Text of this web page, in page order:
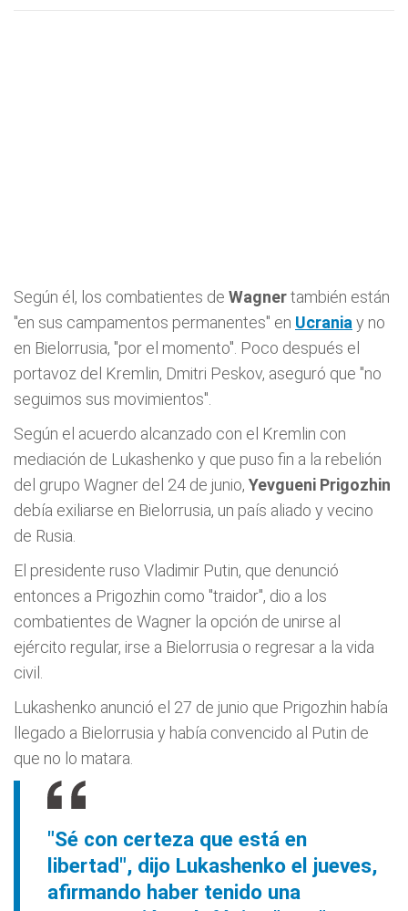
Según él, los combatientes de Wagnertambién están
"en sus campamentos permanentes" en Ucrania y no
en Bielorrusia, "por el momento". Poco después el
portavoz del Kremlin, Dmitri Peskov, aseguró que "no
seguimos sus movimientos".
Según el acuerdo alcanzado con el Kremlin con
mediación de Lukashenko y que puso fin a la rebelión
del grupo Wagner del 24 de junio, Yevgueni Prigozhin
debía exiliarse en Bielorrusia, un país aliado y vecino
de Rusia.
El presidente ruso Vladimir Putin, que denunció
entonces a Prigozhin como "traidor", dio a los
combatientes de Wagner la opción de unirse al
ejército regular, irse a Bielorrusia o regresar a la vida
civil.
Lukashenko anunció el 27 de junio que Prigozhin había
llegado a Bielorrusia y había convencido al Putin de
que no lo matara.
"Sé con certeza que está en
libertad", dijo Lukashenko el jueves,
afirmando haber tenido una